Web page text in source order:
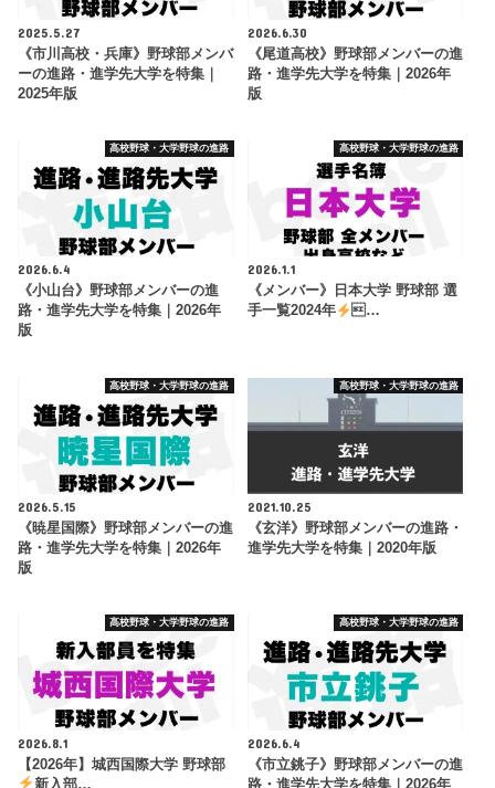
2025.5.27
《市川高校・兵庫》野球部メンバ
ーの進路・進学先大学を特集｜
2025年版
2026.6.30
《尾道高校》野球部メンバーの進
路・進学先大学を特集｜2026年
版
高校野球・大学野球の進路
2026.6.4
《小山台》野球部メンバーの進
路・進学先大学を特集｜2026年
版
高校野球・大学野球の進路
2026.1.1
《メンバー》日本大学 野球部 選
手一覧2024年
…
高校野球・大学野球の進路
2026.5.15
《暁星国際》野球部メンバーの進
路・進学先大学を特集｜2026年
版
高校野球・大学野球の進路
2021.10.25
《玄洋》野球部メンバーの進路・
進学先大学を特集｜2020年版
高校野球・大学野球の進路
2026.8.1
【2026年】城西国際大学 野球部
新入部…
高校野球・大学野球の進路
2026.6.4
《市立銚子》野球部メンバーの進
路・進学先大学を特集｜2026年